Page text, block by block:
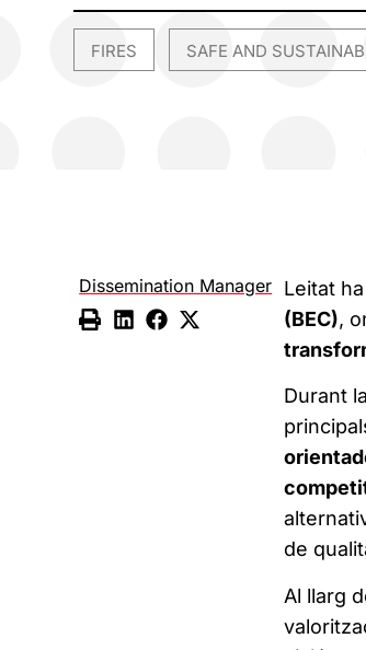
FIRES SAFE AND
Dissemination Manager Leitat
(BEC),
Durant
de
Al llarg